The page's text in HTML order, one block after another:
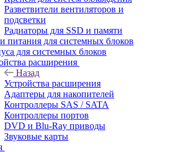
Разветвители вентиляторов и
подсветки
Радиаторы для SSD и памяти
питания для системных блоков
для системных блоков
расширения
Назад
Устройства расширения
Адаптеры для накопителей
Контроллеры SAS / SATA
Контроллеры портов
DVD и Blu-Ray приводы
Звуковые карты